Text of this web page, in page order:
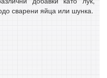
сварени яйца или шунка.